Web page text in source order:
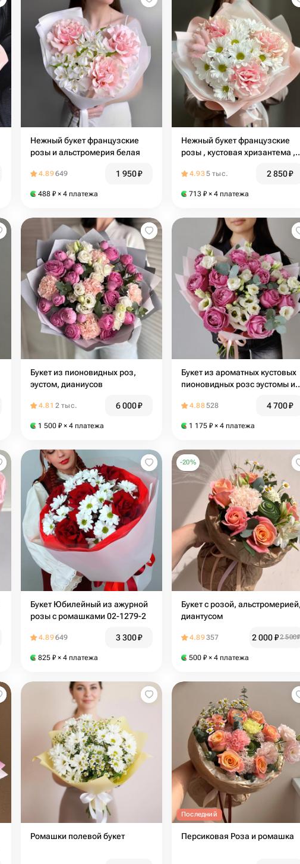
Нежный букет французские
розы и альстромерия белая
4.89649 1 950₽
488 ₽ × 4 платежа
Нежный букет французские
розы , кустовая хризантема ,
4.935 тыс. 2 850₽
713 ₽ × 4 платежа
Букет из пионовидных роз,
эустом, дианиусов
4.81 2 тыс. 6 000₽
1 500 ₽ × 4 платежа
Букет из ароматных кустовых
пионовидных розс эустомы и
4.88528 4 700₽
1 175 ₽ × 4 платежа
Букет Юбилейный из ажурной
розы с ромашками 02-1279-2
4.89649 3 300₽
825 ₽ × 4 платежа
-20%
Букет с розой,
диантусом
4.89357 2 000₽2 500
500 ₽ × 4 платежа
Ромашки полевой букет
Последний
Персиковая Роза и ромашка